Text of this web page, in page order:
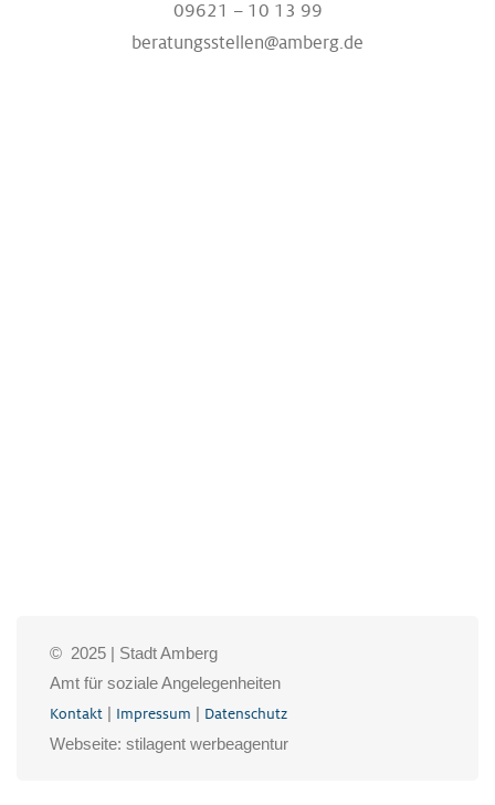
09621 – 10 13 99
beratungsstellen@amberg.de
© 2025 | Stadt Amberg
Amt für soziale Angelegenheiten
Kontakt | Impressum | Datenschutz
Webseite: stilagent werbeagentur